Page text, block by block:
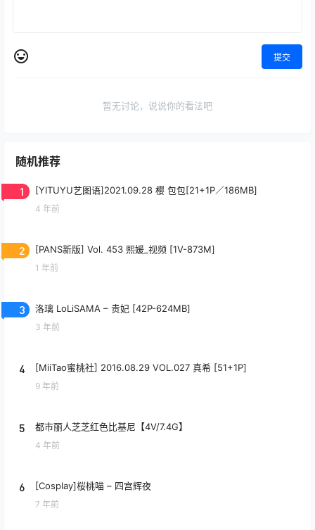
提交
暂无讨论，说说你的看法吧
随机推荐
1 [YITUYU艺图语]2021.09.28 樱 包包[21+1P／186MB]
4 年前
2 [PANS新版] Vol. 453 熙媛_视频 [1V-873M]
1 年前
3 洛璃 LoLiSAMA – 贵妃 [42P-624MB]
3 年前
4 [MiiTao蜜桃社] 2016.08.29 VOL.027 真希 [51+1P]
9 年前
5 都市丽人芝芝红色比基尼【4V/7.4G】
4 年前
6 [Cosplay]桜桃喵 – 四宫辉夜
7 年前